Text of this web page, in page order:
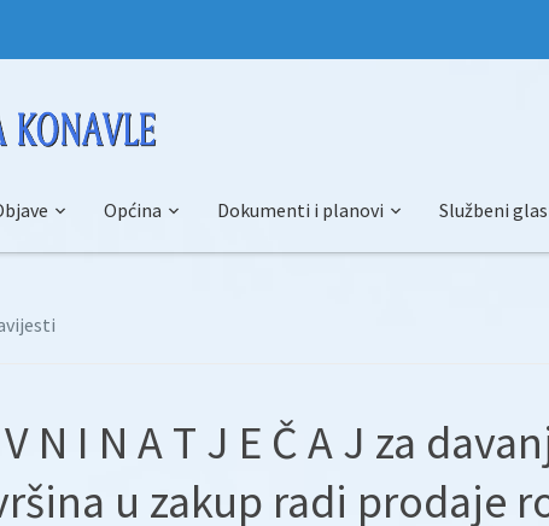
Općina Dokumenti i planovi Službeni
N I N A T J E Č A J za
u zakup radi prodaje